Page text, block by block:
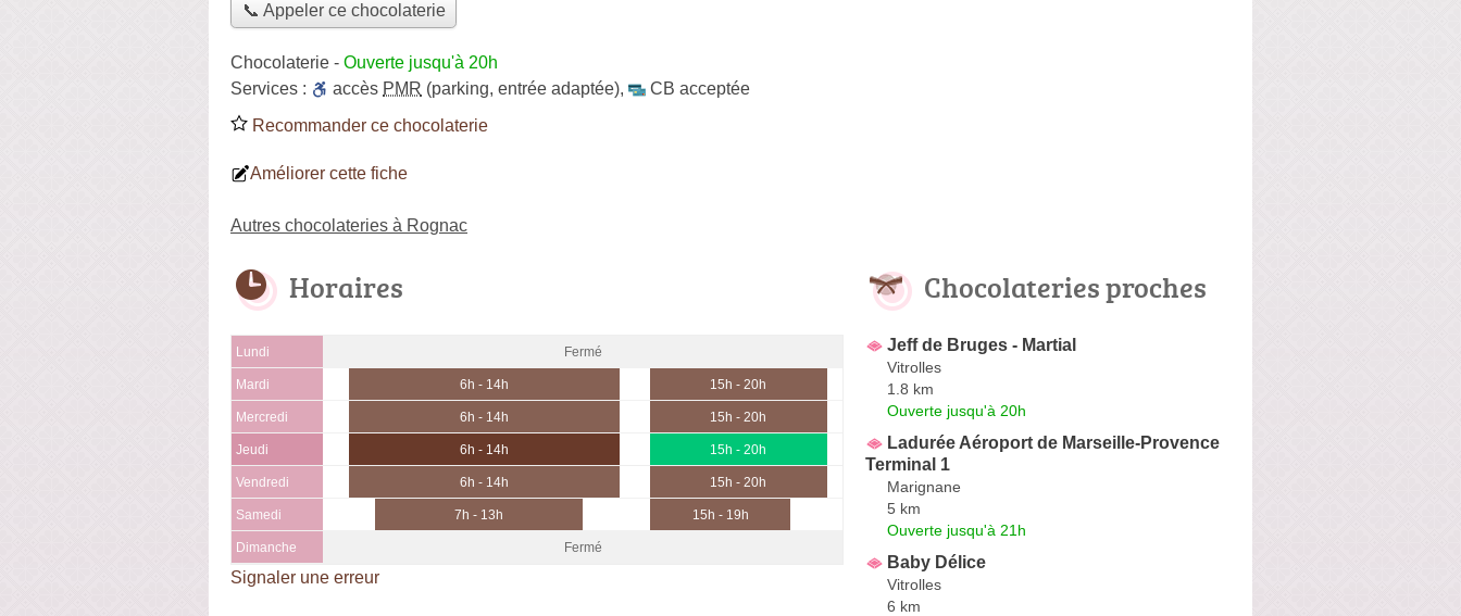
📞 Appeler ce chocolaterie
Chocolaterie - Ouverte jusqu'à 20h
Services :
accès PMR (parking, entrée adaptée),
CB acceptée
Recommander ce chocolaterie
Améliorer cette fiche
Autres chocolateries à Rognac
Horaires
Lundi Fermé
Mardi 6h - 14h 15h - 20h
Mercredi 6h - 14h 15h - 20h
Jeudi 6h - 14h 15h - 20h
Vendredi 6h - 14h 15h - 20h
Samedi 7h - 13h 15h - 19h
Dimanche Fermé
Signaler une erreur
Chocolateries proches
Jeff de Bruges - Martial
Vitrolles
1.8 km
Ouverte jusqu'à 20h
Ladurée Aéroport de Marseille-Provence
Terminal 1
Marignane
5 km
Ouverte jusqu'à 21h
Baby Délice
Vitrolles
6 km